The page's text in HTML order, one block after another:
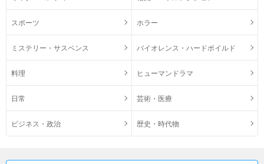
スポーツ ホラー
ミステリー・サスペンス バイオレンス・ハードボイルド
料理 ヒューマンドラマ
日常 芸術・医療
ビジネス・政治 歴史・時代物